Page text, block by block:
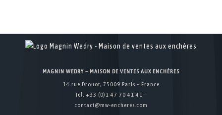
MAGNIN WEDRY – MAISON DE VENTES AUX ENCHÈRES
14 rue Drouot, 75009 Paris – France
Tél. +33 (0)1 47 70 41 41 –
contact@mw-encheres.com